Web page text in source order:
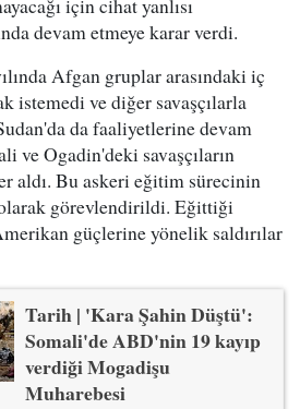
için cihat yanlısı
devam etmeye karar verdi.
Afgan gruplar arasındaki iç
istemedi ve diğer savaşçılarla
da faaliyetlerine devam
ve Ogadin'deki savaşçıların
aldı. Bu askeri eğitim sürecinin
görevlendirildi. Eğittiği
güçlerine yönelik saldırılar
Tarih | 'Kara Şahin Düştü':
Somali'de ABD'nin 19 kayıp
verdiği Mogadişu
Muharebesi